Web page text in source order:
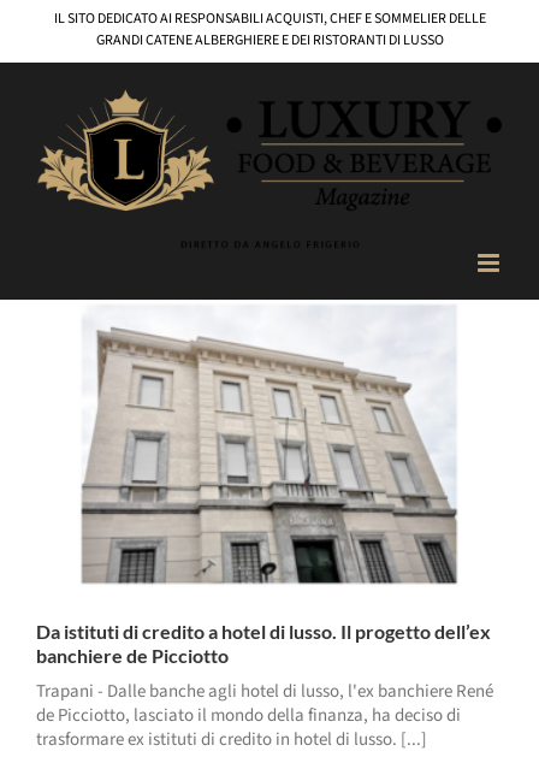
contenuto
IL SITO DEDICATO AI RESPONSABILI ACQUISTI, CHEF E SOMMELIER DELLE
GRANDI CATENE ALBERGHIERE E DEI RISTORANTI DI LUSSO
Da istituti di credito a hotel di lusso. Il progetto dell’ex
banchiere de Picciotto
Trapani - Dalle banche agli hotel di lusso, l'ex banchiere René
de Picciotto, lasciato il mondo della finanza, ha deciso di
trasformare ex istituti di credito in hotel di lusso. [...]